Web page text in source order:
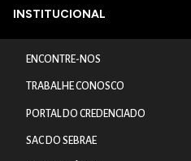
INSTITUCIONAL
ENCONTRE-NOS
TRABALHE CONOSCO
PORTAL DO CREDENCIADO
SAC DO SEBRAE